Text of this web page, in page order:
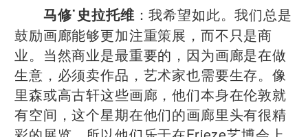
马修˙史拉托维：我希望如此。我们总是
鼓励画廊能够更加注重策展，而不只是商
业。当然商业是最重要的，因为画廊是在做
生意，必须卖作品，艺术家也需要生存。像
里森或高古轩这些画廊，他们本身在伦敦就
有空间，这个星期在他们的画廊里头有很精